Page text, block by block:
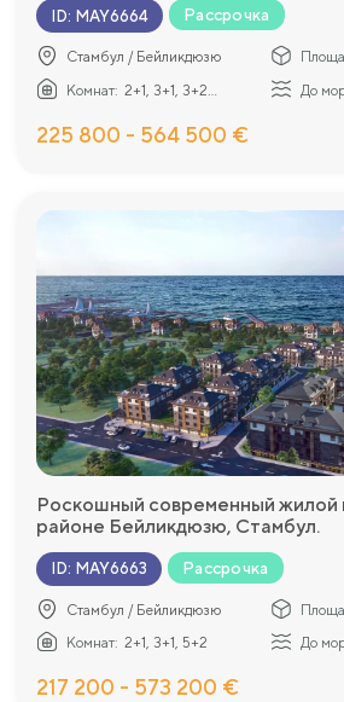
ID: MAY6664 Рассрочка
Стамбул / Бейликдюзю
Комнат: 2+1, 3+1, 3+2... До
225 800 - 564 500 €
Роскошный современный жилой
районе Бейликдюзю, Стамбул.
ID: MAY6663 Рассрочка
Стамбул / Бейликдюзю
Комнат: 2+1, 3+1, 5+2 До
217 200 - 573 200 €